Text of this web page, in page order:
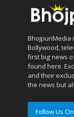
BhojpuriMedia
Bollywood,
first big news
found here.
and their
the news but
Follow Us On